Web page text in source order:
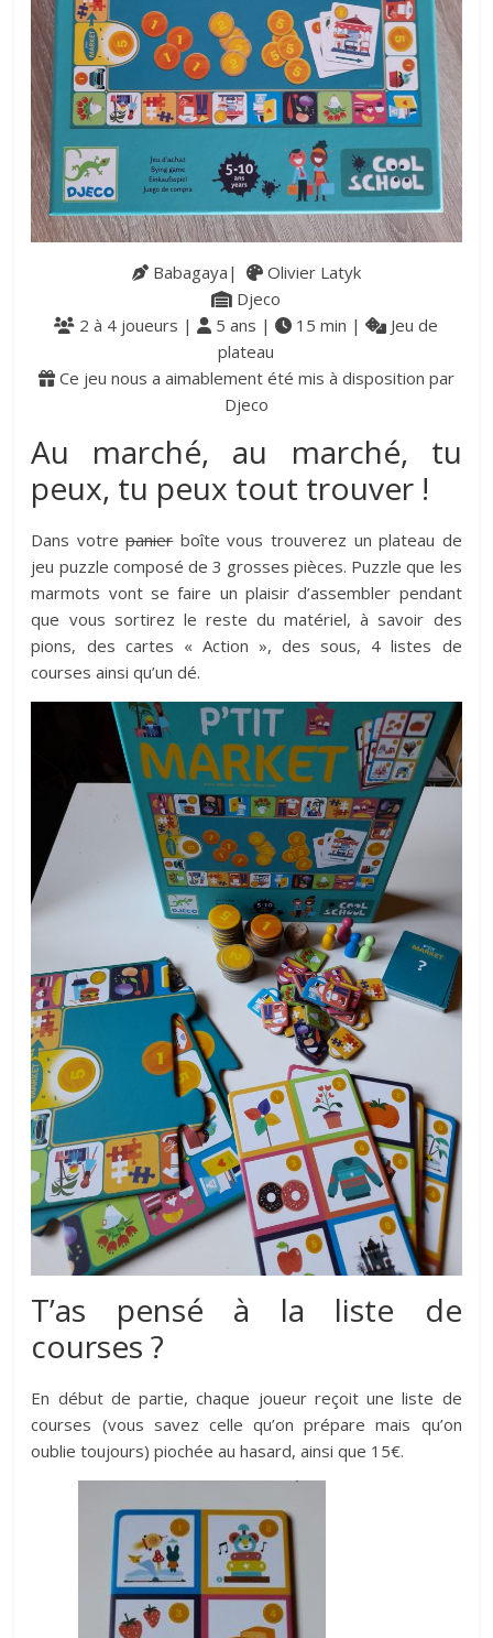
Babagaya|
Olivier Latyk
Djeco
2 à 4 joueurs |
5 ans | 15 min |
Jeu de
plateau
Ce jeu nous a aimablement été mis à disposition par
Djeco
Au marché, au marché, tu
peux, tu peux tout trouver !
Dans votrepanierboîte vous trouverez un plateau de
jeu puzzle composé de 3 grosses pièces. Puzzle que les
marmots vont se faire un plaisir d’assembler pendant
que vous sortirez le reste du matériel, à savoir des
pions, des cartes « Action », des sous, 4 listes de
courses ainsi qu’un dé.
T’as pensé à la liste de
courses ?
En début de partie, chaque joueur reçoit une liste de
courses (vous savez celle qu’on prépare mais qu’on
oublie toujours) piochée au hasard, ainsi que 15€.